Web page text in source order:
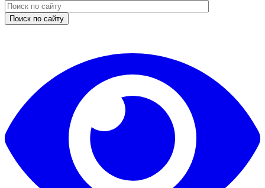
Поиск по сайту